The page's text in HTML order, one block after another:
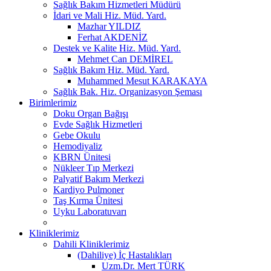
Sağlık Bakım Hizmetleri Müdürü
İdari ve Mali Hiz. Müd. Yard.
Mazhar YILDIZ
Ferhat AKDENİZ
Destek ve Kalite Hiz. Müd. Yard.
Mehmet Can DEMİREL
Sağlık Bakım Hiz. Müd. Yard.
Muhammed Mesut KARAKAYA
Sağlık Bak. Hiz. Organizasyon Şeması
Birimlerimiz
Doku Organ Bağışı
Evde Sağlık Hizmetleri
Gebe Okulu
Hemodiyaliz
KBRN Ünitesi
Nükleer Tıp Merkezi
Palyatif Bakım Merkezi
Kardiyo Pulmoner
Taş Kırma Ünitesi
Uyku Laboratuvarı
Kliniklerimiz
Dahili Kliniklerimiz
(Dahiliye) İç Hastalıkları
Uzm.Dr. Mert TÜRK